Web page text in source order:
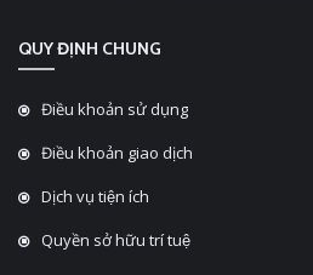
QUY ĐỊNH CHUNG
Điều khoản sử dụng
Điều khoản giao dịch
Dịch vụ tiện ích
Quyền sở hữu trí tuệ